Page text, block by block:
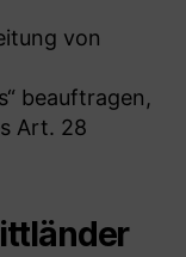
von
beauftragen,
Art. 28